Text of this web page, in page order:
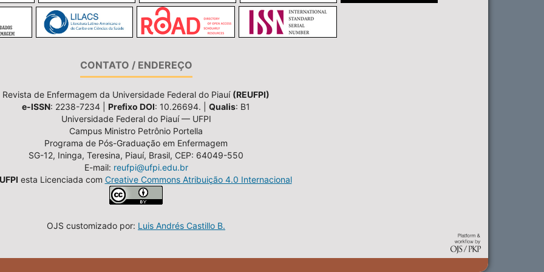
CONTATO / ENDEREÇO
Revista de Enfermagem da Universidade Federal do Piauí (REUFPI)
e-ISSN: 2238-7234 | Prefixo DOI: 10.26694. | Qualis: B1
Universidade Federal do Piauí — UFPI
Campus Ministro Petrônio Portella
Programa de Pós-Graduação em Enfermagem
SG-12, Ininga, Teresina, Piauí, Brasil, CEP: 64049-550
E-mail: reufpi@ufpi.edu.br
esta Licenciada com Creative Commons Atribuição 4.0 Internacional
OJS customizado por: Luis Andrés Castillo B.